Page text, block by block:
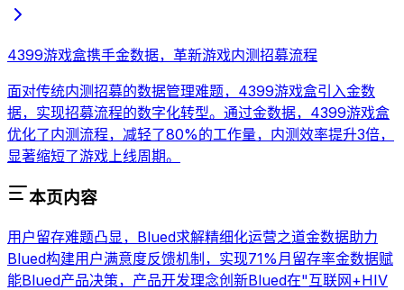
4399游戏盒携手金数据，革新游戏内测招募流程
面对传统内测招募的数据管理难题，4399游戏盒引入金数
据，实现招募流程的数字化转型。通过金数据，4399游戏盒
优化了内测流程，减轻了80%的工作量，内测效率提升3倍，
显著缩短了游戏上线周期。
本页内容
用户留存难题凸显，Blued求解精细化运营之道金数据助力
Blued构建用户满意度反馈机制，实现71%月留存率金数据赋
能Blued产品决策，产品开发理念创新Blued在"互联网+HIV